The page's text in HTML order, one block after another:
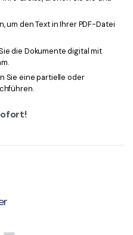
um den Text in Ihrer PDF-Datei
die Dokumente digital mit
Sie eine partielle oder